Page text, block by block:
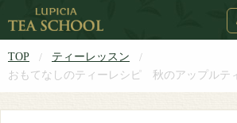
TOP
ティーレッスン
おもてなしのティーレシピ 秋のアップルテ